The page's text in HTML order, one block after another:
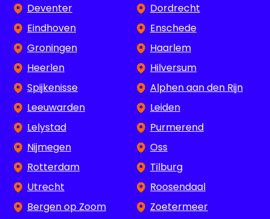
Deventer
Dordrecht
Eindhoven
Enschede
Groningen
Haarlem
Heerlen
Hilversum
Spijkenisse
Alphen aan den Rijn
Leeuwarden
Leiden
Lelystad
Purmerend
Nijmegen
Oss
Rotterdam
Tilburg
Utrecht
Roosendaal
Bergen op Zoom
Zoetermeer